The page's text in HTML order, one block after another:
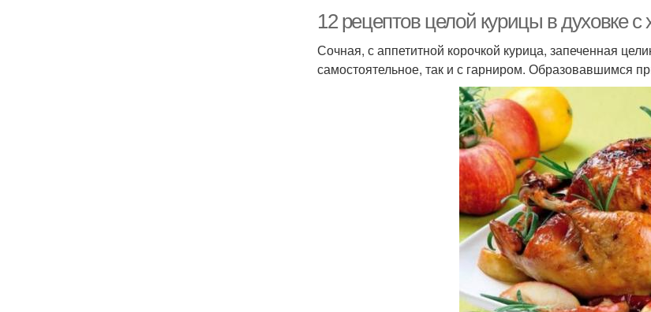
12 рецептов целой курицы в духовке с
Сочная, с аппетитной корочкой курица, запеченная
самостоятельное, так и с гарниром. Образовавшимся